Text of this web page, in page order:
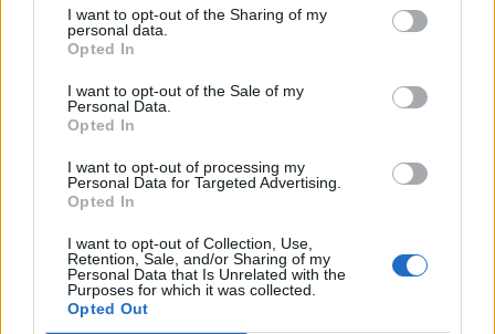
I want to opt-out of the Sharing of my
personal data.
Opted In
I want to opt-out of the Sale of my
Personal Data.
Opted In
I want to opt-out of processing my
Personal Data for Targeted Advertising.
Opted In
I want to opt-out of Collection, Use,
Retention, Sale, and/or Sharing of my
Personal Data that Is Unrelated with the
Purposes for which it was collected.
Opted Out